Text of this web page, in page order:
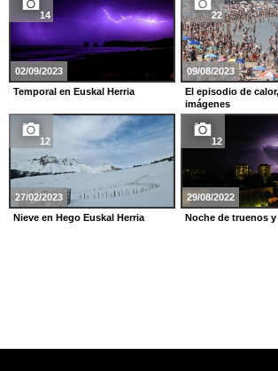
14
02/09/2023
Temporal en Euskal Herria
22
09/08/2023
El episodio de
imágenes
12
27/02/2023
Nieve en Hego Euskal Herria
12
29/08/2022
Noche de truenos